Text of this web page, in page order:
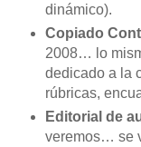
dinámico).
Copiado
2008… lo
dedicado a la
rúbricas,
Editorial de
veremos… se